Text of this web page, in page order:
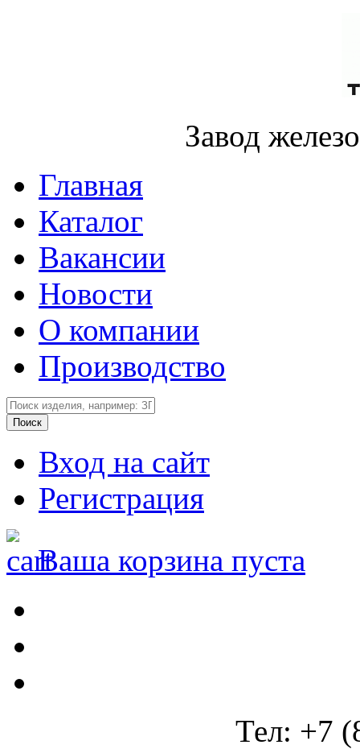
Завод
Главная
Каталог
Вакансии
Новости
О компании
Производство
Вход на сайт
Регистрация
Ваша корзина пуста
Тел: +7